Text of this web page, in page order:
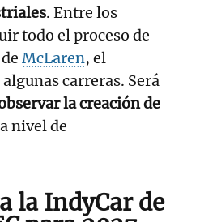
. Entre los
todo el proceso de
McLaren, el
carreras. Será
la creación de
nivel de
la IndyCar de